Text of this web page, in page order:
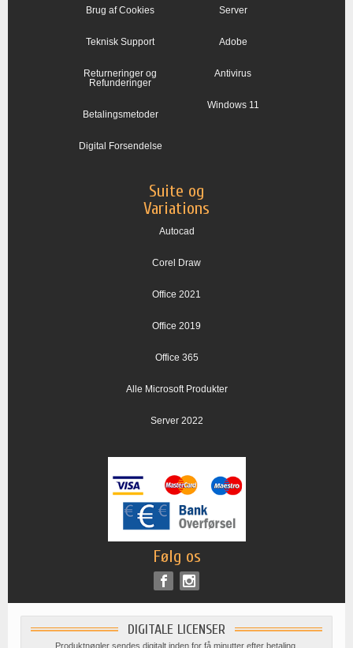
Brug af Cookies
Teknisk Support
Returneringer og
Refunderinger
Betalingsmetoder
Digital Forsendelse
Server
Adobe
Antivirus
Windows 11
Suite og
Variations
Autocad
Corel Draw
Office 2021
Office 2019
Office 365
Alle Microsoft Produkter
Server 2022
Følg os
DIGITALE LICENSER
Produktnøgler sendes digitalt inden for få minutter efter betaling.